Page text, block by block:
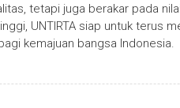
tetapi juga berakar pada
UNTIRTA siap untuk terus
kemajuan bangsa Indonesia.